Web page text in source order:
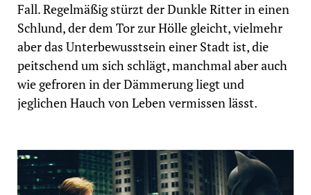
Fall. Regelmäßig stürzt der Dunkle Ritter in einen
Schlund, der dem Tor zur Hölle gleicht, vielmehr
aber das Unterbewusstsein einer Stadt ist, die
peitschend um sich schlägt, manchmal aber auch
wie gefroren in der Dämmerung liegt und
jeglichen Hauch von Leben vermissen lässt.